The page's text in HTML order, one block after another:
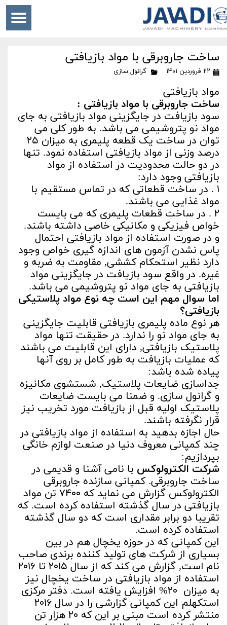
ساخت جاروبرقی با مواد بازیافتی
۲۲ فروردین ۱۴۰۱ گرانول سازی
مواد بازیافتی
ساخت جاروبرقی با مواد بازیافتی :
سود بازیافت در جایگزینی مواد بازیافتی به جای
مواد نو پتروشیمی می باشد. به طور کلی می
توان در ساخت یک قطعه پلیمری به میزان ۲۵
درصد وزنی از مواد بازیافتی استفاده نمود. تنها
در دو حالت محدودیت در استفاده از مواد
بازیافتی وجود دارد:
۱ . در ساخت قطعاتی که در تماس مستقیم با
مواد غذایی می باشند.
۲ . در ساخت قطعات پلیمری که می بایست
خواص فیزیکی و مکانیکی خاصی داشته باشند.
و در صورت استفاده از مواد بازیافتی احتمال
پاس نشدن آزمون های اندازه گیری خواص وجود
دارد نظیر استحکام کششی, مقاومت به ضربه و
غیره. در واقع سود بازیافت در جایگزینی مواد
بازیافتی به جای مواد نو پتروشیمی می باشد.
اما سوال مهم این است چه نوع مواد پلاستیکی
بازیافتی؟
هر نوع ماده پلیمری بازیافتی قابلیت جایگزینی
به جای مواد نو را ندارد. در حقیقت تنها مواد
پلاستیک بازیافتی, دارای این قابلیت می باشند
که عملیات بازیافت به طور کامل بر روی آنها
پیاده شده باشد:
جداسازی ضایعات پلاستیک, شستشوی مکانیزه
و گرانول سازی. و ضمنا می بایست ضایعات
پلاستیک اولیه قبل از بازیافت مورد تخریب نیز
قرار نگرفته باشند.
حال اجازه بدهید به استفاده از مواد بازیافتی در
چند کمپانی معروف دنیا در صنعت لوازم خانگی
بپردازیم:
شرکت الکترولوکس با نامی آشنا و قدیمی در
ساخت جاروبرقی. کمپانی سازنده جاروبرقی
الکترولوکس گزارش می نماید که ۷۴۰۰ تن مواد
بازیافتی در سال گذشته استفاده کرده است. که
تقریبا دو برابر مقداری است که دو سال گذشته
استفاده کرده است.
این کمپانی که در حوزه یخچال هم در بین
بسیاری از شرکت های تولید کننده برندی صاحب
نام است, گزارش می کند که از سال ۲۰۱۵ تا ۲۰۱۶
استفاده از مواد بازیافتی در ساخت یخچال نیز
به میزان ۲۰% افزایش یافته است. دفتر مرکزی
استکهلم این کمپانی گزارشی را در سال ۲۰۱۶
منتشر کرده است مبنی بر این که ۲۰ هزار تن